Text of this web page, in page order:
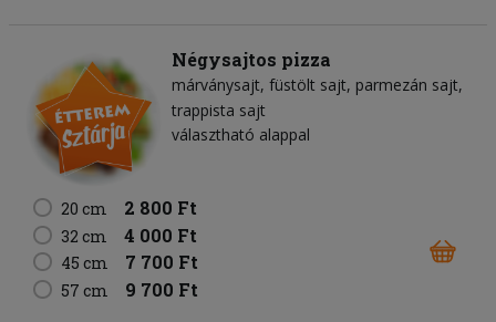
Négysajtos pizza
márványsajt füstölt sajt parmezán sajt
trappista sajt
választható alappal
20 cm 2 800 Ft
32 cm 4 000 Ft
45 cm 7 700 Ft
57 cm 9 700 Ft